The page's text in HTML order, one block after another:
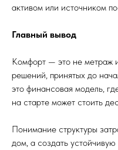
активом или источником
Главный вывод
Комфорт — это не метраж
решений, принятых до
это финансовая модель,
на старте может стоить
Понимание структуры
дом, а создать